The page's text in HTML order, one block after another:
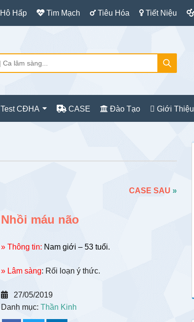
Hô Hấp Tim Mạch Tiêu Hóa Tiết Niệu
Test CĐHA CASE Đào Tạo Giới Thiệu
CASE SAU »
Nhồi máu não
» Thông tin: Nam giới – 53 tuổi.
» Lâm sàng: Rối loạn ý thức.
27/05/2019
Danh mục: Thần Kinh